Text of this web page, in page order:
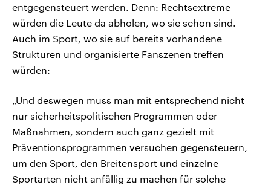
entgegensteuert werden. Denn: Rechtsextreme
würden die Leute da abholen, wo sie schon sind.
Auch im Sport, wo sie auf bereits vorhandene
Strukturen und organisierte Fanszenen treffen
würden:
„Und deswegen muss man mit entsprechend nicht
nur sicherheitspolitischen Programmen oder
Maßnahmen, sondern auch ganz gezielt mit
Präventionsprogrammen versuchen gegensteuern,
um den Sport, den Breitensport und einzelne
Sportarten nicht anfällig zu machen für solche